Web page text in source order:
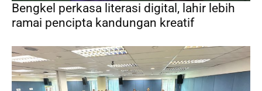
Bengkel perkasa literasi digital, lahir lebih
ramai pencipta kandungan kreatif